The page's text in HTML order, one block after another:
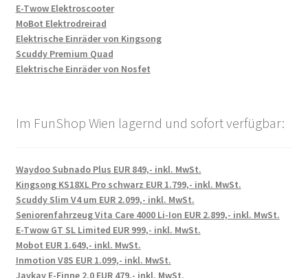
E-Twow Elektroscooter
MoBot Elektrodreirad
Elektrische Einräder von Kingsong
Scuddy Premium Quad
Elektrische Einräder von Nosfet
Im FunShop Wien lagernd und sofort verfügbar:
Waydoo Subnado Plus EUR 849,- inkl. MwSt.
Kingsong KS18XL Pro schwarz EUR 1.799,- inkl. MwSt.
Scuddy Slim V4 um EUR 2.099,- inkl. MwSt.
Seniorenfahrzeug Vita Care 4000 Li-Ion EUR 2.899,- inkl. MwSt.
E-Twow GT SL Limited EUR 999,- inkl. MwSt.
Mobot EUR 1.649,- inkl. MwSt.
Inmotion V8S EUR 1.099,- inkl. MwSt.
Jaykay E-Finne 2.0 EUR 479,- inkl. MwSt.